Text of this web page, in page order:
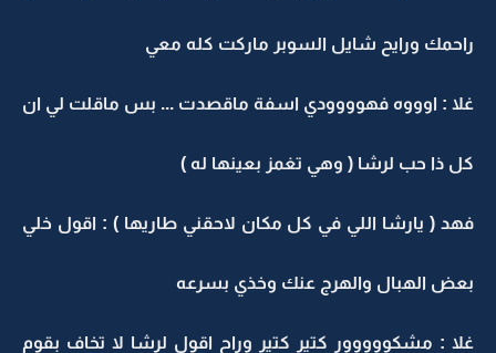
راحمك ورايح شايل السوبر ماركت كله معي
غلا : اوووه فهوووودي اسفة ماقصدت ... بس ماقلت لي ان
كل ذا حب لرشا ( وهي تغمز بعينها له )
فهد ( يارشا اللي في كل مكان لاحقني طاريها ) : اقول خلي
بعض الهبال والهرج عنك وخذي بسرعه
غلا : مشكووووور كتير كتير وراح اقول لرشا لا تخاف بقوم